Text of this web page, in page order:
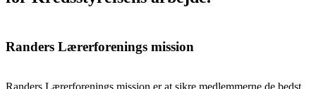
Randers Lærerforenings mission